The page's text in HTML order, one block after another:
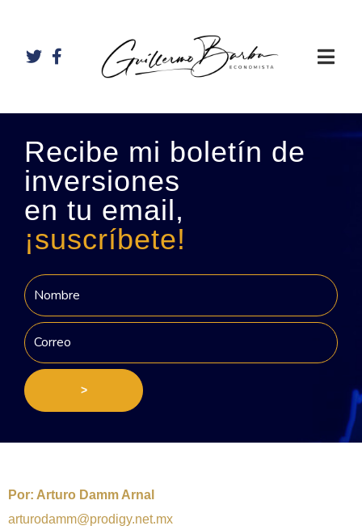
Recibe mi boletín de
inversiones
en tu email,
¡suscríbete!
>
Por: Arturo Damm Arnal
arturodamm@prodigy.net.mx